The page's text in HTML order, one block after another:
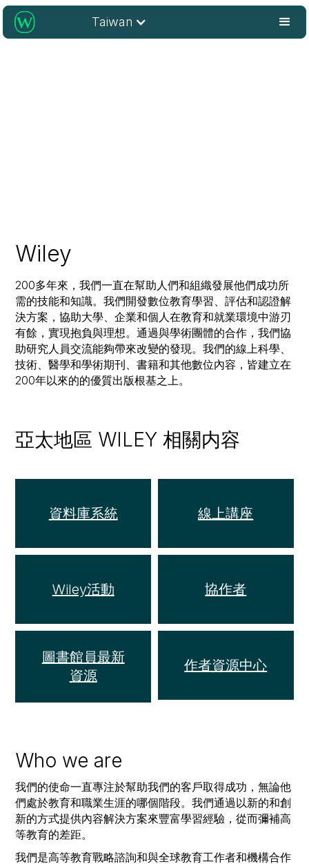
Taiwan
Wiley
200多年來，我們一直在幫助人們和組織發展他們成功所
需的技能和知識。我們開發數位教育學習、評估和認證解
決方案，協助大學、企業和個人在教育和就業環境中游刃
有餘，實現抱負與理想。通過與學術團體的合作，我們協
助研究人員交流能夠帶來改變的發現。我們的線上科學、
技術、醫學和學術期刊、書籍和其他數位內容，皆建立在
200年以來的的優質出版根基之上。
亞太地區 WILEY 相關内容
資料庫系統 線上講座
Wiley活動 協作者
圖書館員最新
資源
作者資源中心
Who we are
我們的使命一直專注於幫助我們的客戶取得成功，無論他
們處於教育和職業生涯的哪個階段。我們通過以新的和創
新的方式提供內容解決方案來豐富學習經驗，從而彌補高
等教育的差距。
我們是高等教育戰略諮詢和與全球教育工作者和機構合作